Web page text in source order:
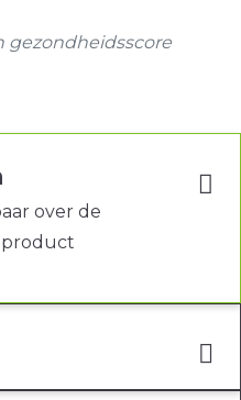
gezondheidsscore
over de
product